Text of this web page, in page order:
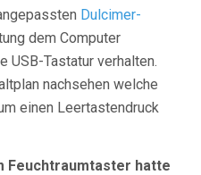
Dulcimer-
dem Computer
USB-Tastatur verhalten.
nachsehen welche
einen Leertastendruck
Feuchtraumtaster hatte